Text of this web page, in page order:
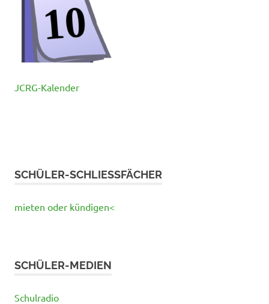
JCRG-Kalender
SCHÜLER-SCHLIESSFÄCHER
mieten oder kündigen<
SCHÜLER-MEDIEN
Schulradio